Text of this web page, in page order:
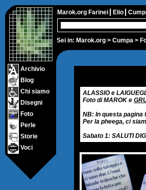
Sei in: Marok.org > Cumpa >
Marok.org Farinei Elio
Archivio
Blog
Chi siamo
Disegni
Foto
Perle
Storie
Voci
ALASSIO e
Foto di MAROK e
NB: In questa pagina
Per la pheega, ci
Sabato 1: SALUTI